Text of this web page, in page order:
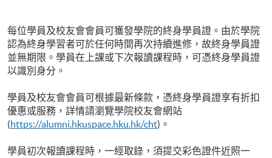
每位學員及校友會會員可獲發學院的終身學員證。由於學院
認為終身學習者可於任何時間再次持續進修，故終身學員證
並無期限。學員在上課或下次報讀課程時，可憑終身學員證
以識別身分。
學員及校友會會員可根據最新條款，憑終身學員證享有折扣
優惠或服務，詳情請瀏覽學院校友會網站
(https://alumni.hkuspace.hku.hk/cht)。
學員初次報讀課程時，一經取錄，須提交彩色證件近照一